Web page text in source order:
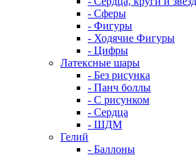
- Сферы
- Фигуры
- Ходячие Фигуры
- Цифры
Латексные шары
- Без рисунка
- Панч боллы
- С рисунком
- Сердца
- ШДМ
Гелий
- Баллоны